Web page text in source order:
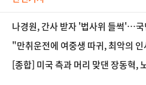
나경원, 간사 받자 '법사위 들썩'…
"만취운전에 여중생 따귀, 최악의
[종합] 미국 측과 머리 맞댄 장동혁